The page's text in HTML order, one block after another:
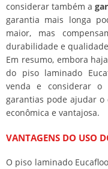
considerar também a
garantia mais longa
maior, mas
durabilidade e
Em resumo, embora
do piso laminado
venda e considerar
garantias pode ajudar o
econômica e vantajosa.
VANTAGENS DO USO
O piso laminado